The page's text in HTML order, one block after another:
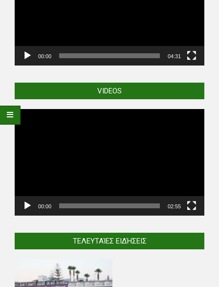
00:00 04:31
VIDEOS
Player
00:00 02:55
ΤΕΛΕΥΤΑΊΕΣ ΕΙΔΉΣΕΙΣ